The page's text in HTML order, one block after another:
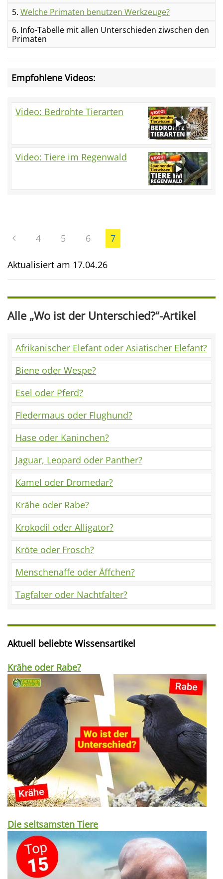
5. Welche Primaten benutzen Werkzeuge?
6. Info-Tabelle mit allen Unterschieden ziwschen den
Primaten
Empfohlene Videos:
Video: Bedrohte Tierarten
Video: Tiere im Regenwald
4 5 6 7
Aktualisiert am 17.04.26
Alle „Wo ist der Unterschied?“-Artikel
Afrikanischer Elefant oder Asiatischer Elefant?
Biene oder Wespe?
Esel oder Pferd?
Fledermaus oder Flughund?
Hase oder Kaninchen?
Jaguar, Leopard oder Panther?
Kamel oder Dromedar?
Krähe oder Rabe?
Krokodil oder Alligator?
Kröte oder Frosch?
Menschenaffe oder Äffchen?
Tagfalter oder Nachtfalter?
Aktuell beliebte Wissensartikel
Krähe oder Rabe?
Die seltsamsten Tiere